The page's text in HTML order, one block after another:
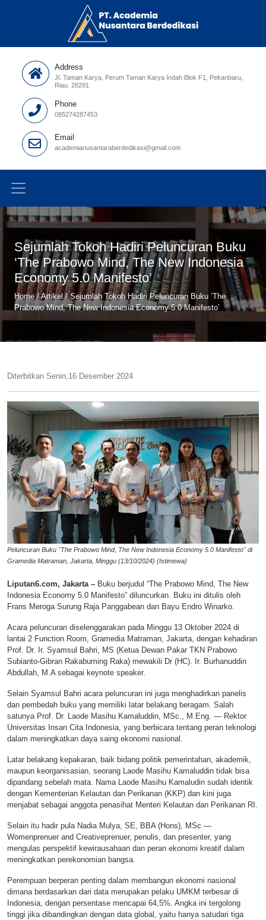
Address
Jl. Taman Karya, Perum Taman Karya Indah Blok F1, Pekanbaru,
Riau. 28291
Phone
085274287453
Email
academianusantaraberdedikasi@gmail.com
Sejumlah Tokoh Hadiri Peluncuran Buku
‘The Prabowo Mind, The New Indonesia
Economy 5.0 Manifesto’
Home/Artikel /Sejumlah Tokoh Hadiri Peluncuran Buku ‘The
Prabowo Mind, The New Indonesia Economy 5.0 Manifesto’
Diterbitkan Senin,16 Desember 2024
Peluncuran Buku "The Prabowo Mind, The New Indonesia Economy 5.0 Manifesto" di
Gramedia Matraman, Jakarta, Minggu (13/10/2024) (Istimewa)
Liputan6.com, Jakarta – Buku berjudul “The Prabowo Mind, The New
Indonesia Economy 5.0 Manifesto” diluncurkan. Buku ini ditulis oleh
Frans Meroga Surung Raja Panggabean dan Bayu Endro Winarko.
Acara peluncuran diselenggarakan pada Minggu 13 Oktober 2024 di
lantai 2 Function Room, Gramedia Matraman, Jakarta, dengan kehadiran
Prof. Dr. Ir. Syamsul Bahri, MS (Ketua Dewan Pakar TKN Prabowo
Subianto-Gibran Rakabuming Raka) mewakili Dr (HC). Ir. Burhanuddin
Abdullah, M.A sebagai keynote speaker.
Selain Syamsul Bahri acara peluncuran ini juga menghadirkan panelis
dan pembedah buku yang memiliki latar belakang beragam. Salah
satunya Prof. Dr. Laode Masihu Kamaluddin, MSc., M.Eng. — Rektor
Universitas Insan Cita Indonesia, yang berbicara tentang peran teknologi
dalam meningkatkan daya saing ekonomi nasional.
Latar belakang kepakaran, baik bidang politik pemerintahan, akademik,
maupun keorganisasian, seorang Laode Masihu Kamaluddin tidak bisa
dipandang sebelah mata. Nama Laode Masihu Kamaludin sudah identik
dengan Kementerian Kelautan dan Perikanan (KKP) dan kini juga
menjabat sebagai anggota penasihat Menteri Kelautan dan Perikanan RI.
Selain itu hadir pula Nadia Mulya, SE, BBA (Hons), MSc —
Womenprenuer and Creativeprenuer, penulis, dan presenter, yang
mengulas perspektif kewirausahaan dan peran ekonomi kreatif dalam
meningkatkan perekonomian bangsa.
Perempuan berperan penting dalam membangun ekonomi nasional
dimana berdasarkan dari data merupakan pelaku UMKM terbesar di
Indonesia, dengan persentase mencapai 64,5%. Angka ini tergolong
tinggi jika dibandingkan dengan data global, yaitu hanya satudari tiga